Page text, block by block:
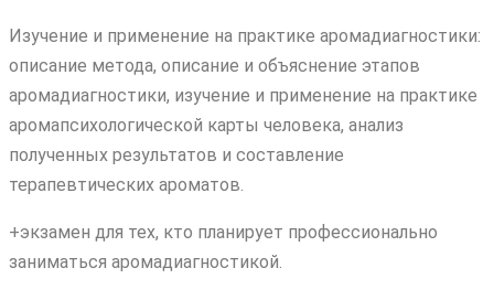
Изучение и применение на практике аромадиагностики:
описание метода, описание и объяснение этапов
аромадиагностики, изучение и применение на практике
аромапсихологической карты человека, анализ
полученных результатов и составление
терапевтических ароматов.
+экзамен для тех, кто планирует профессионально
заниматься аромадиагностикой.